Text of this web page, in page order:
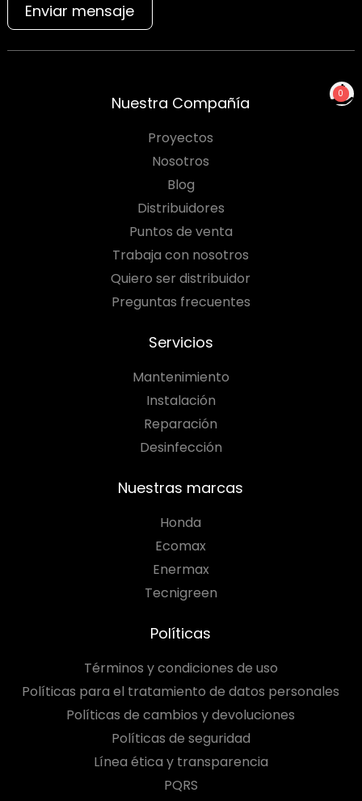
0
NO TIENES PRODUCTOS
Enviar mensaje
Nuestra Compañía
Proyectos
Nosotros
Blog
Distribuidores
Puntos de venta
Trabaja con nosotros
Quiero ser distribuidor
Preguntas frecuentes
Servicios
Mantenimiento
Instalación
Reparación
Desinfección
Nuestras marcas
Honda
Ecomax
Enermax
Tecnigreen
Políticas
Términos y condiciones de uso
Políticas para el tratamiento de datos personales
Políticas de cambios y devoluciones
Políticas de seguridad
Línea ética y transparencia
PQRS